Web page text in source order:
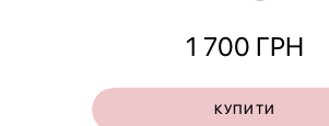
1 700 ГРН
КУПИТИ